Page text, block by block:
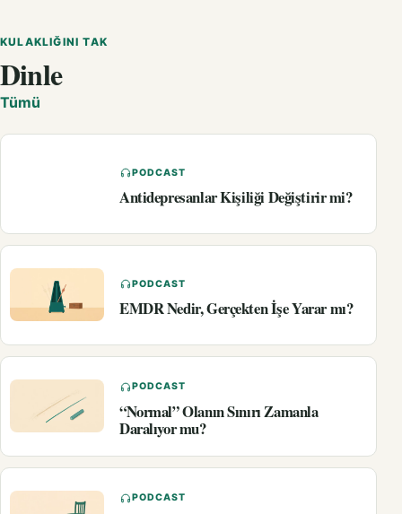
KULAKLIĞINI TAK
Dinle
Tümü
PODCAST
Antidepresanlar Kişiliği Değiştirir mi?
PODCAST
EMDR Nedir, Gerçekten İşe Yarar mı?
PODCAST
“Normal” Olanın Sınırı Zamanla
Daralıyor mu?
PODCAST